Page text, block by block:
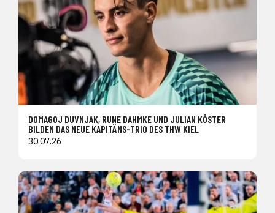
DOMAGOJ DUVNJAK, RUNE DAHMKE UND JULIAN KÖSTER
BILDEN DAS NEUE KAPITÄNS-TRIO DES THW KIEL
30.07.26